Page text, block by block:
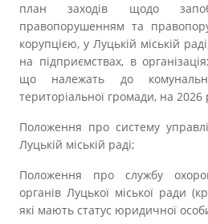
план заходів щодо
правопорушенням та
корупцією, у Луцькій міській
на підприємствах, в
що належать до
територіальної громади, на 2026
Положення про систему
Луцькій міській раді;
Положення про службу
органів Луцької міської ради
які мають статус юридичної